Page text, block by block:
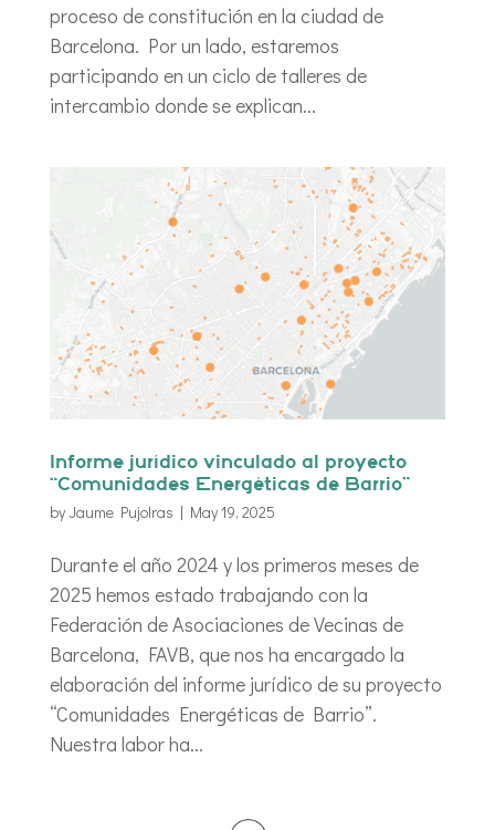
proceso de constitución en la ciudad de
Barcelona. Por un lado, estaremos
participando en un ciclo de talleres de
intercambio donde se explican...
Informe jurídico vinculado al proyecto
“Comunidades Energéticas de Barrio”
byJaume Pujolras | May 19, 2025
Durante el año 2024 y los primeros meses de
2025 hemos estado trabajando con la
Federación de Asociaciones de Vecinas de
Barcelona, FAVB, que nos ha encargado la
elaboración del informe jurídico de su proyecto
“Comunidades Energéticas de Barrio”.
Nuestra labor ha...